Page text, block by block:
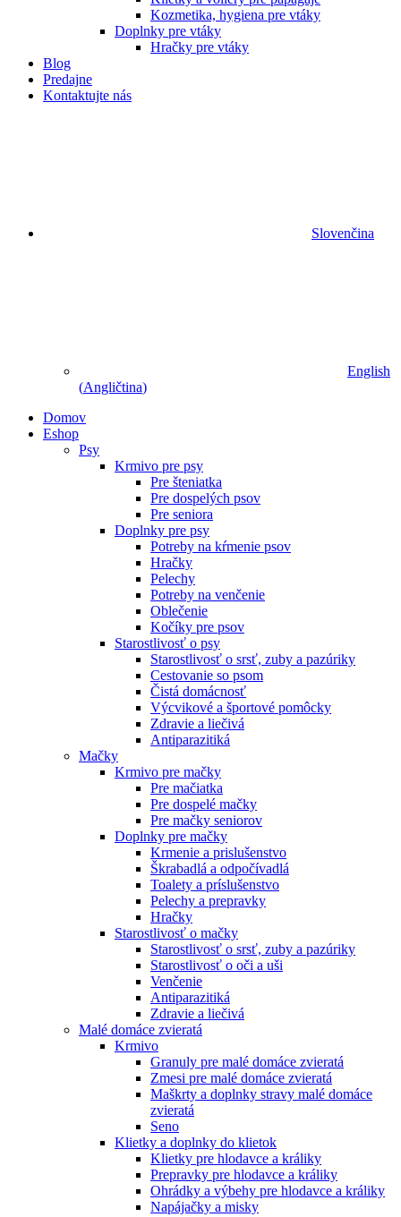
Kozmetika, hygiena pre vtáky
Doplnky pre vtáky
Hračky pre vtáky
Blog
Predajne
Kontaktujte nás
Slovenčina
English
(Angličtina)
Domov
Eshop
Psy
Krmivo pre psy
Pre šteniatka
Pre dospelých psov
Pre seniora
Doplnky pre psy
Potreby na kŕmenie psov
Hračky
Pelechy
Potreby na venčenie
Oblečenie
Kočíky pre psov
Starostlivosť o psy
Starostlivosť o srsť, zuby a pazúriky
Cestovanie so psom
Čistá domácnosť
Výcvikové a športové pomôcky
Zdravie a liečivá
Antiparazitiká
Mačky
Krmivo pre mačky
Pre mačiatka
Pre dospelé mačky
Pre mačky seniorov
Doplnky pre mačky
Krmenie a prislušenstvo
Škrabadlá a odpočívadlá
Toalety а príslušenstvo
Pelechy a prepravky
Hračky
Starostlivosť o mačky
Starostlivosť o srsť, zuby a pazúriky
Starostlivosť o oči a uši
Venčenie
Antiparazitiká
Zdravie a liečivá
Malé domáce zvieratá
Krmivo
Granuly pre malé domáce zvieratá
Zmesi pre malé domáce zvieratá
Maškrty a doplnky stravy malé domáce
zvieratá
Seno
Klietky a doplnky do klietok
Klietky pre hlodavce a králiky
Prepravky pre hlodavce a králiky
Ohrádky a výbehy pre hlodavce a králiky
Napájačky a misky